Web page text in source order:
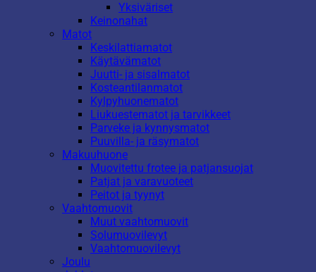
Yksiväriset
Keinonahat
Matot
Keskilattiamatot
Käytävämatot
Juutti- ja sisalmatot
Kosteantilanmatot
Kylpyhuonematot
Liukuestematot ja tarvikkeet
Parveke ja kynnysmatot
Puuvilla- ja räsymatot
Makuuhuone
Muovitettu frotee ja patjansuojat
Patjat ja varavuoteet
Peitot ja tyynyt
Vaahtomuovit
Muut vaahtomuovit
Solumuovilevyt
Vaahtomuovilevyt
Joulu